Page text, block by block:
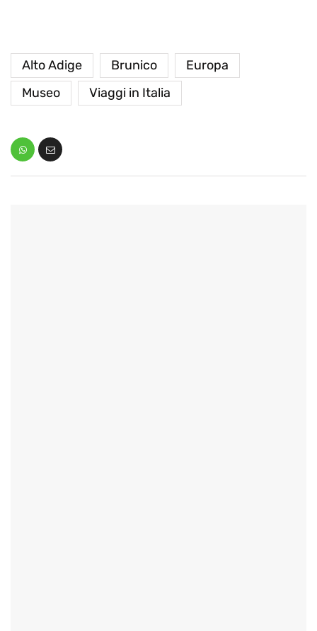
Alto Adige Brunico
Europa
Museo
Viaggi in Italia